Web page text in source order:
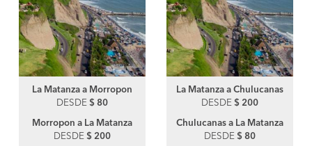
La Matanza a Morropon
DESDE $ 80
Morropon a La Matanza
DESDE $ 200
La Matanza a Chulucanas
DESDE $ 200
Chulucanas a La Matanza
DESDE $ 80